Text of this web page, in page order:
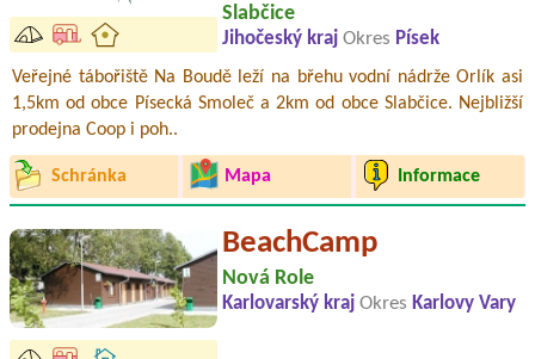
Slabčice
Jihočeský kraj Okres Písek
Veřejné tábořiště Na Boudě leží na břehu vodní nádrže Orlík asi
1,5km od obce Písecká Smoleč a 2km od obce Slabčice. Nejbližší
prodejna Coop i poh..
Schránka Mapa Informace
BeachCamp
Nová Role
Karlovarský kraj Okres Karlovy Vary